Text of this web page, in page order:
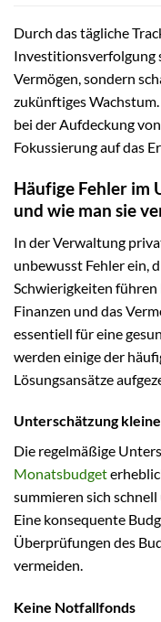
Durch das tägliche
Investitionsverfolgung
Vermögen, sondern
zukünftiges
bei der Aufdeckung
Fokussierung auf das
Häufige Fehler im
und wie man sie
In der Verwaltung
unbewusst Fehler ein,
Schwierigkeiten
Finanzen und das
essentiell für eine
werden einige der
Lösungsansätze
Unterschätzung
Die regelmäßige
Monatsbudget
summieren sich
Eine konsequente
Überprüfungen des
vermeiden.
Keine Notfallfonds